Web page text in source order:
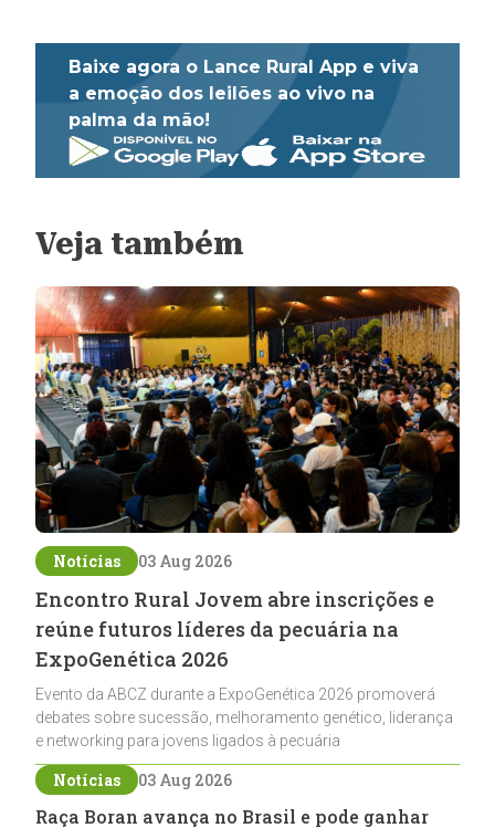
Baixe agora o Lance Rural App e viva
a emoção dos leilões ao vivo na
palma da mão!
Veja também
Notícias 03 Aug 2026
Encontro Rural Jovem abre inscrições e
reúne futuros líderes da pecuária na
ExpoGenética 2026
Evento da ABCZ durante a ExpoGenética 2026 promoverá
debates sobre sucessão, melhoramento genético, liderança
e networking para jovens ligados à pecuária
Notícias 03 Aug 2026
Raça Boran avança no Brasil e pode ganhar